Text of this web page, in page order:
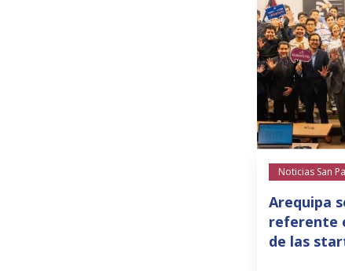
Noticias San
Arequipa
referente
de las